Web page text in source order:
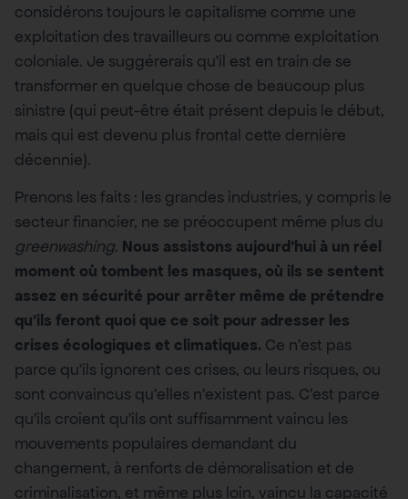
considérons toujours le capitalisme comme une
exploitation des travailleurs ou comme exploitation
coloniale. Je suggérerais qu’il est en train de se
transformer en quelque chose de beaucoup plus
sinistre (qui peut-être était présent depuis le début,
mais qui est devenu plus frontal cette dernière
décennie).
Prenons les faits : les grandes industries, y compris le
secteur financier, ne se préoccupent même plus du
greenwashing. Nous assistons aujourd’hui à un réel
moment où tombent les masques, où ils se sentent
assez en sécurité pour arrêter même de prétendre
qu’ils feront quoi que ce soit pour adresser les
crises écologiques et climatiques. Ce n’est pas
parce qu’ils ignorent ces crises, ou leurs risques, ou
sont convaincus qu’elles n’existent pas. C’est parce
qu’ils croient qu’ils ont suffisamment vaincu les
mouvements populaires demandant du
changement, à renforts de démoralisation et de
criminalisation, et même plus loin, vaincu la capacité